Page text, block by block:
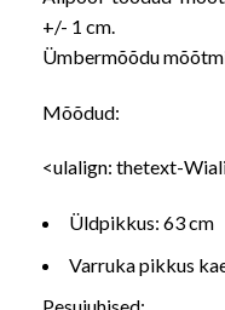
+/- 1 cm.
Ümbermõõdu
Mõõdud:
<ulalign: thetext-
Üldpikkus: 63 cm
Varruka pikkus